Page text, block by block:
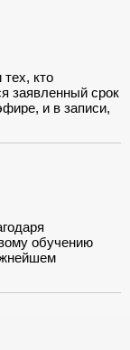
кто
заявленный срок
и в записи,
соврали ни в
что
Очень
можно также
ГИБДД, а мы
так что
пересдача, но
и
обучению